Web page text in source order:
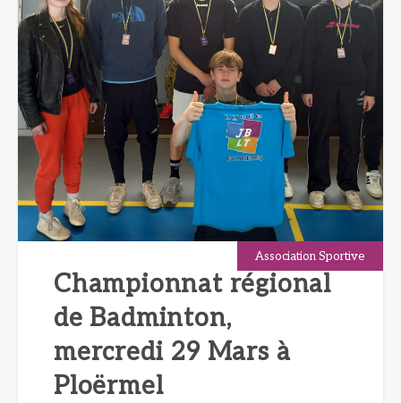
Association Sportive
Championnat régional
de Badminton,
mercredi 29 Mars à
Ploërmel